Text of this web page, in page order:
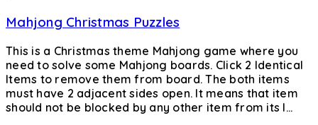
Mahjong Christmas Puzzles
This is a Christmas theme Mahjong game where you
need to solve some Mahjong boards. Click 2 Identical
Items to remove them from board. The both items
must have 2 adjacent sides open. It means that item
should not be blocked by any other item from its l...